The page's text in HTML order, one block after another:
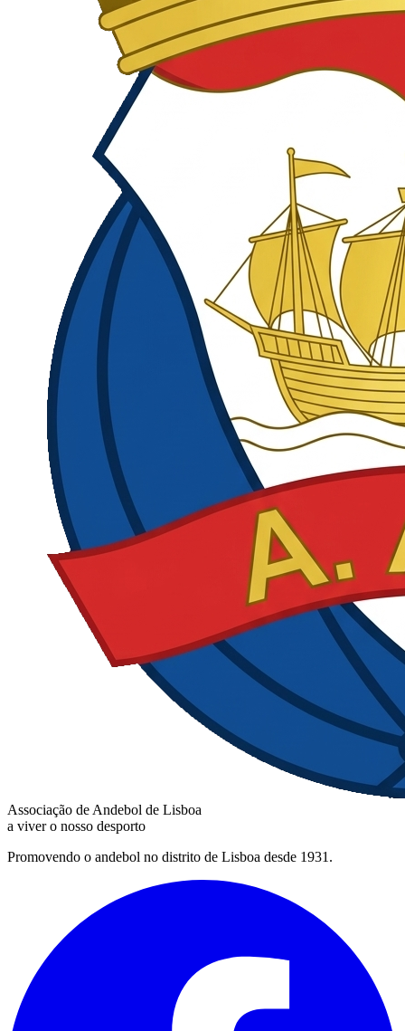
Associação de Andebol de Lisboa
a viver o nosso desporto
Promovendo o andebol no distrito de Lisboa desde 1931.